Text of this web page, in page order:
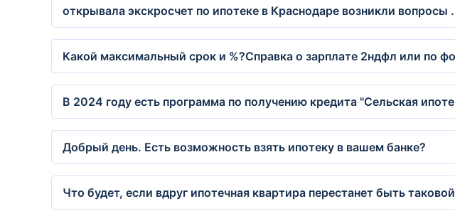
открывала экскросчет по ипотеке в Краснодаре возникли
Какой максимальный срок и %?Справка о зарплате 2ндфл или по
В 2024 году есть программа по получению кредита "Сельская
Добрый день. Есть возможность взять ипотеку в вашем банке?
Что будет, если вдруг ипотечная квартира перестанет быть